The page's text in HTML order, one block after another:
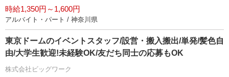
時給1,350円～1,600円
アルバイト・パート / 神奈川県
東京ドームのイベントスタッフ/設営・搬入搬出/単発/髪色自
由/大学生歓迎!未経験OK/友だち同士の応募もOK
株式会社ビッグワーク